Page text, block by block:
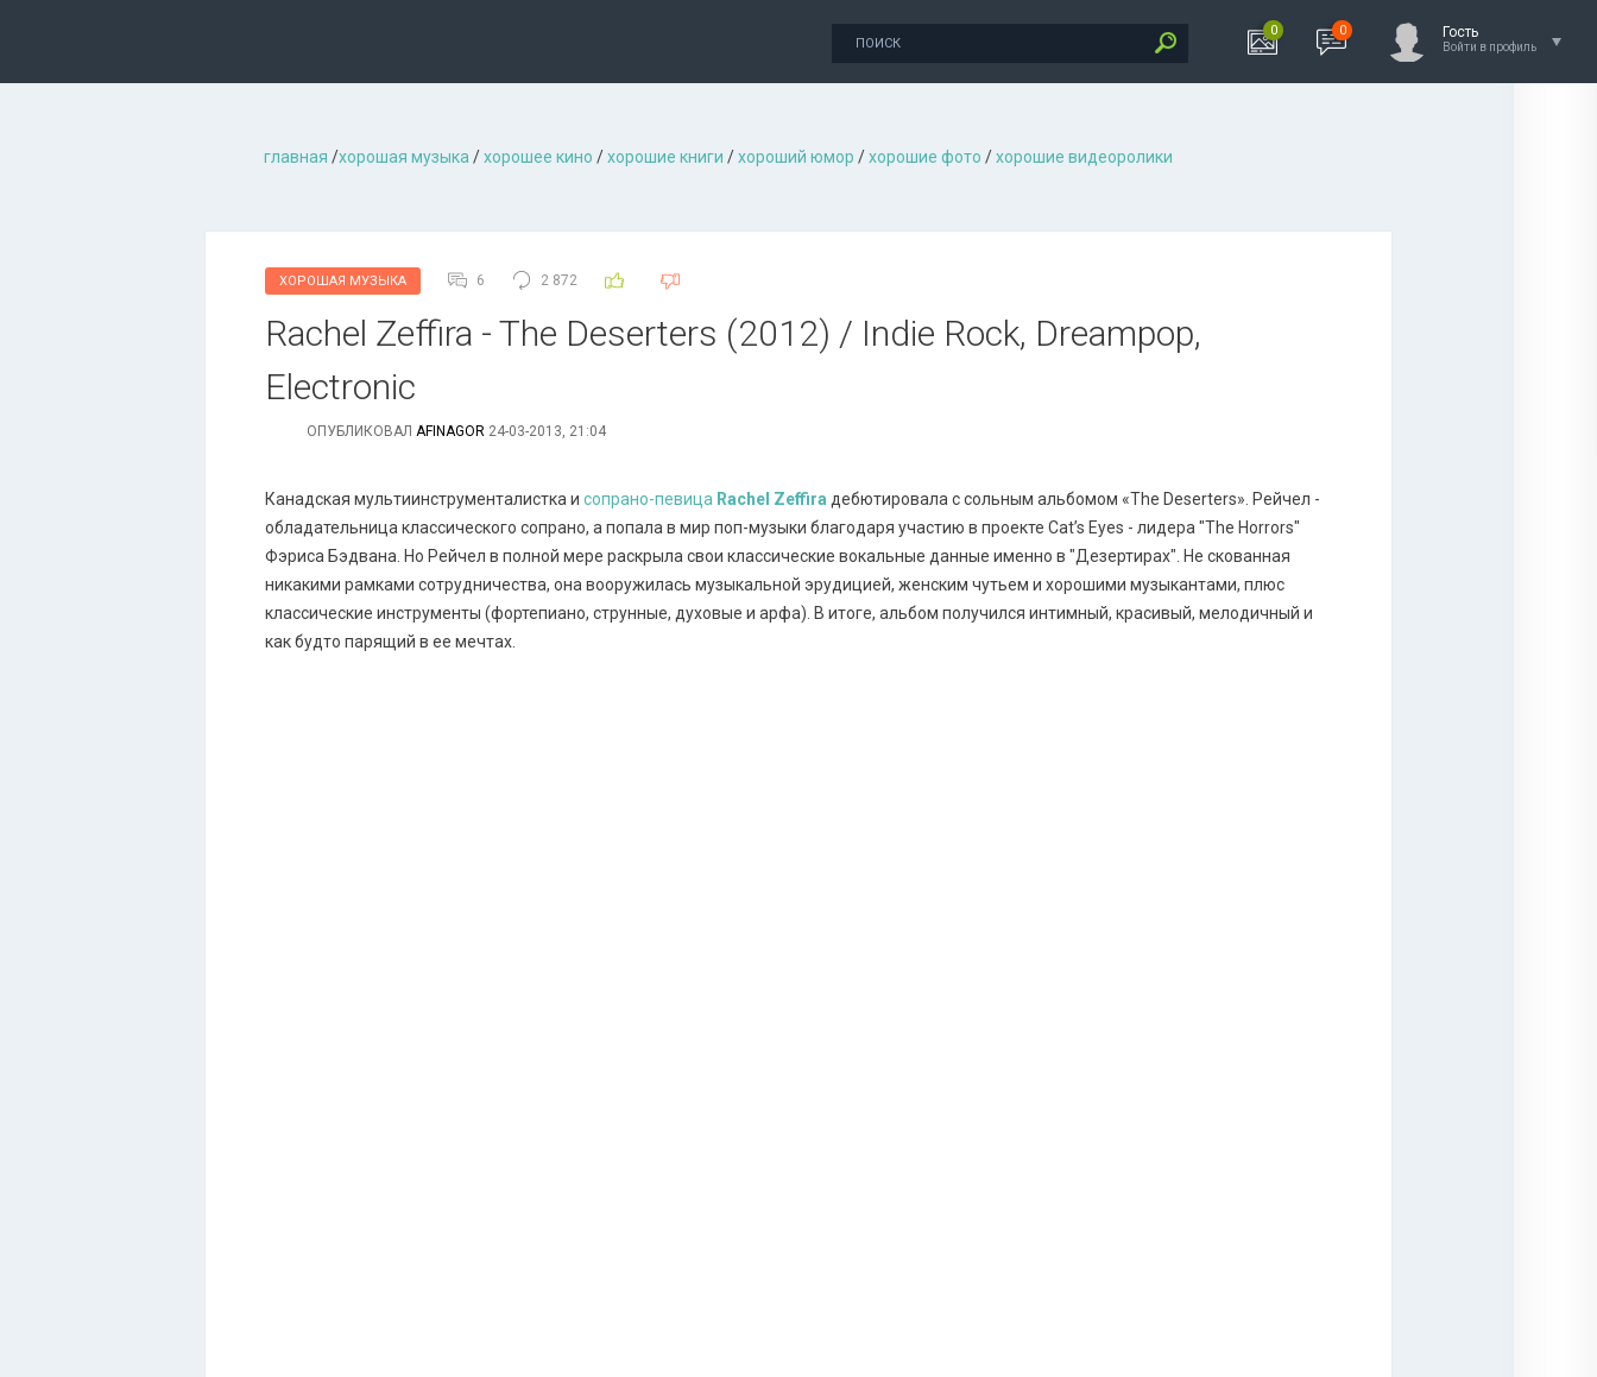
0 0 Гость
Войти в профиль
главная /хорошая музыкa /хорошее кино /хорошие книги /хороший юмор /хорошие фото /хорошие видеоролики
ХОРОШАЯ МУЗЫКА 6 2 872
Rachel Zeffira - The Deserters (2012) / Indie Rock, Dreampop,
Electronic
ОПУБЛИКОВАЛ AFINAGOR 24-03-2013, 21:04
Канадская мультиинструменталистка и сопрано-певица Rachel Zeffira дебютировала с сольным альбомом «The Deserters». Рейчел -
обладательница классического сопрано, а попала в мир поп-музыки благодаря участию в проекте Cat’s Eyes - лидера "The Horrors"
Фэриса Бэдвана. Но Рейчел в полной мере раскрыла свои классические вокальные данные именно в "Дезертирах". Не скованная
никакими рамками сотрудничества, она вооружилась музыкальной эрудицией, женским чутьем и хорошими музыкантами, плюс
классические инструменты (фортепиано, струнные, духовые и арфа). В итоге, альбом получился интимный, красивый, мелодичный и
как будто парящий в ее мечтах.